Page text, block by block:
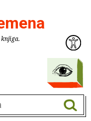
knjiga.